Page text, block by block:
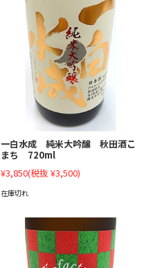
一白水成 純米大吟醸 秋田酒こ
まち 720ml
¥3,850(税抜 ¥3,500)
在庫切れ